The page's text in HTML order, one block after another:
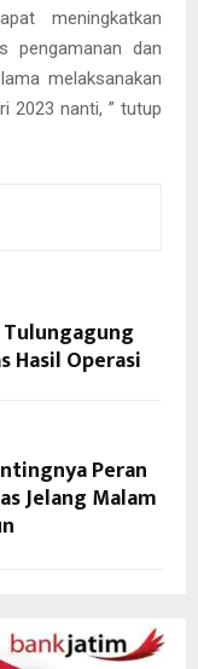
meningkatkan
pengamanan dan
melaksanakan
2023 nanti, ” tutup
Hasil Operasi
Peran
Jelang Malam